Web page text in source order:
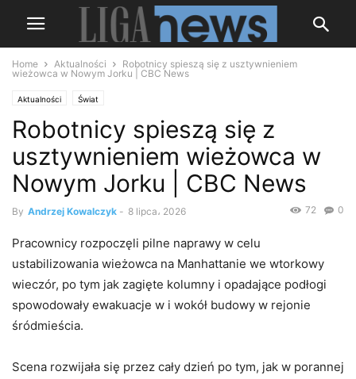
Home Aktualności
Robotnicy spieszą się z usztywnieniem
wieżowca w Nowym Jorku | CBC News
Aktualności Świat
Robotnicy spieszą się z
usztywnieniem wieżowca w
Nowym Jorku | CBC News
By Andrzej Kowalczyk - 8 lipca، 2026 0
72
Pracownicy rozpoczęli pilne naprawy w celu
ustabilizowania wieżowca na Manhattanie we wtorkowy
wieczór, po tym jak zagięte kolumny i opadające podłogi
spowodowały ewakuacje w i wokół budowy w rejonie
śródmieścia.
Scena rozwijała się przez cały dzień po tym, jak w porannej